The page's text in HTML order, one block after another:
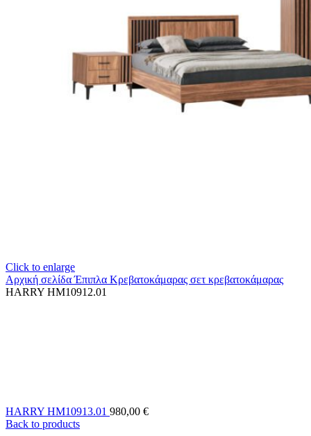
Click to enlarge
Αρχική σελίδαΈπιπλα Κρεβατοκάμαρας σετ κρεβατοκάμαρας
HARRY HM10912.01
HARRY HM10913.01 980,00 €
Back to products